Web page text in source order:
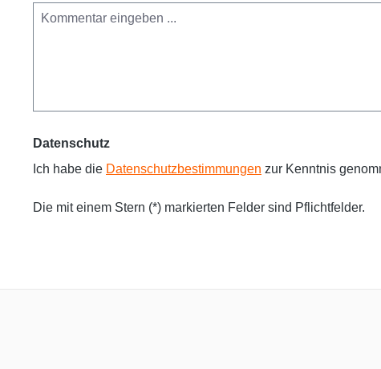
Datenschutz
Ich habe die Datenschutzbestimmungen zur Kenntnis
Die mit einem Stern (*) markierten Felder sind Pflichtfelder.